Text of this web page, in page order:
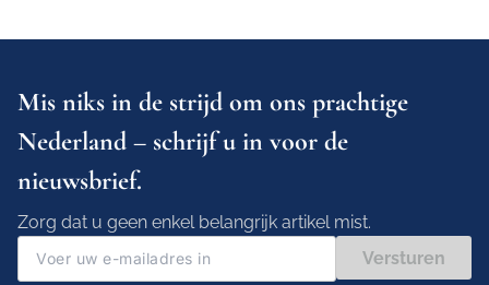
Mis niks in de strijd om ons prachtige
Nederland – schrijf u in voor de
nieuwsbrief.
Zorg dat u geen enkel belangrijk artikel mist.
Versturen